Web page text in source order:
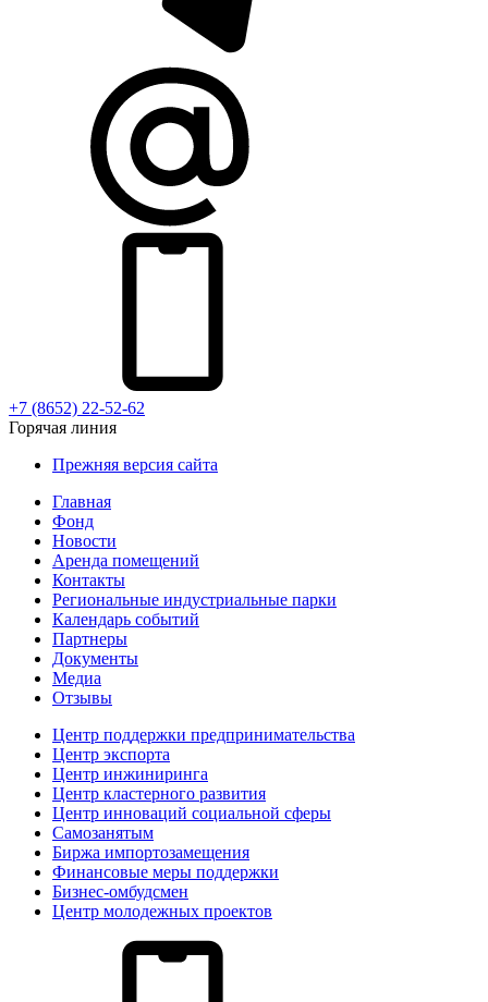
+7 (8652) 22-52-62
Горячая линия
Прежняя версия сайта
Главная
Фонд
Новости
Аренда помещений
Контакты
Региональные индустриальные парки
Календарь событий
Партнеры
Документы
Медиа
Отзывы
Центр поддержки предпринимательства
Центр экспорта
Центр инжиниринга
Центр кластерного развития
Центр инноваций социальной сферы
Cамозанятым
Биржа импортозамещения
Финансовые меры поддержки
Бизнес-омбудсмен
Центр молодежных проектов